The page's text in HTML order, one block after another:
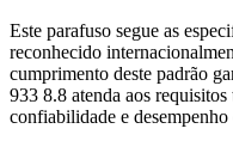
Este parafuso segue as
reconhecido
cumprimento deste padrão
933 8.8 atenda aos
confiabilidade e